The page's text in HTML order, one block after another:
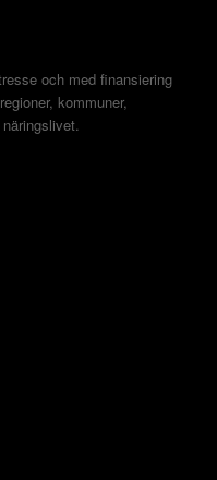
och med finansiering
kommuner,